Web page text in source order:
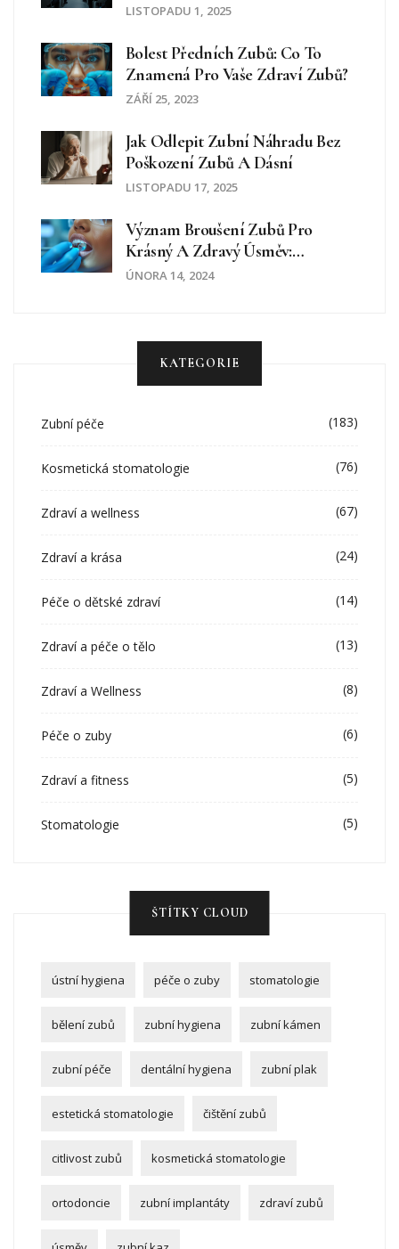
LISTOPADU 1, 2025
Bolest Předních Zubů: Co To
Znamená Pro Vaše Zdraví Zubů?
ZÁŘÍ 25, 2023
Jak Odlepit Zubní Náhradu Bez
Poškození Zubů A Dásní
LISTOPADU 17, 2025
Význam Broušení Zubů Pro
Krásný A Zdravý Úsměv:
Kompletní Průvodce
ÚNORA 14, 2024
KATEGORIE
Zubní péče (183)
Kosmetická stomatologie (76)
Zdraví a wellness (67)
Zdraví a krása (24)
Péče o dětské zdraví (14)
Zdraví a péče o tělo (13)
Zdraví a Wellness (8)
Péče o zuby (6)
Zdraví a fitness (5)
Stomatologie (5)
ŠTÍTKY CLOUD
ústní hygiena péče o zuby stomatologie
bělení zubů zubní hygiena zubní kámen
zubní péče dentální hygiena zubní plak
estetická stomatologie čištění zubů
citlivost zubů kosmetická stomatologie
ortodoncie zubní implantáty zdraví zubů